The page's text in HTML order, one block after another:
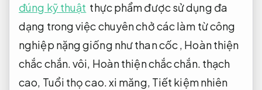
đúng kỹ thuật thực phẩm được sử dụng đa
dạng trong việc chuyên chở các làm từ công
nghiệp nặng giống như than cốc , Hoàn thiện
chắc chắn.vôi, Hoàn thiện chắc chắn. thạch
cao, Tuổi thọ cao.xi măng, Tiết kiệm nhiên